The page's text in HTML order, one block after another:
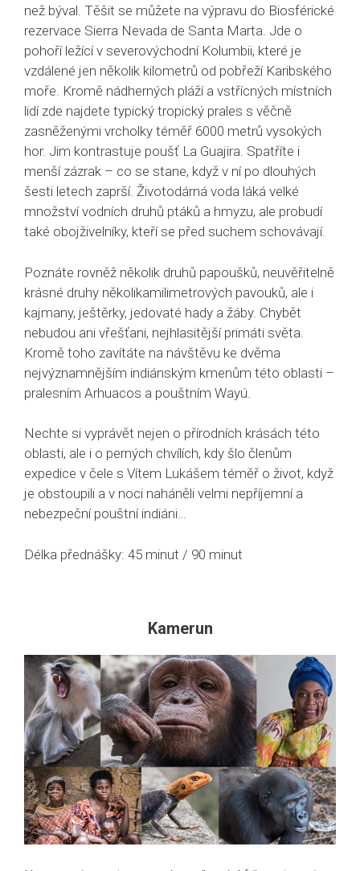
než býval. Těšit se můžete na výpravu do Biosférické
rezervace Sierra Nevada de Santa Marta. Jde o
pohoří ležící v severovýchodní Kolumbii, které je
vzdálené jen několik kilometrů od pobřeží Karibského
moře. Kromě nádherných pláží a vstřícných místních
lidí zde najdete typický tropický prales s věčně
zasněženými vrcholky téměř 6000 metrů vysokých
hor. Jim kontrastuje poušť La Guajira. Spatříte i
menší zázrak – co se stane, když v ní po dlouhých
šesti letech zaprší. Životodárná voda láká velké
množství vodních druhů ptáků a hmyzu, ale probudí
také obojživelníky, kteří se před suchem schovávají.
Poznáte rovněž několik druhů papoušků, neuvěřitelně
krásné druhy několikamilimetrových pavouků, ale i
kajmany, ještěrky, jedovaté hady a žáby. Chybět
nebudou ani vřešťani, nejhlasitější primáti světa.
Kromě toho zavítáte na návštěvu ke dvěma
nejvýznamnějším indiánským kmenům této oblasti –
pralesním Arhuacos a pouštním Wayú.
Nechte si vyprávět nejen o přírodních krásách této
oblasti, ale i o perných chvílích, kdy šlo členům
expedice v čele s Vítem Lukášem téměř o život, když
je obstoupili a v noci naháněli velmi nepříjemní a
nebezpeční pouštní indiáni…
Délka přednášky: 45 minut / 90 minut
Kamerun